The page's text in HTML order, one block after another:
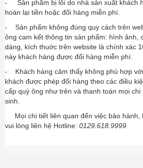
- Sản phẩm bị lỗi do nhà sản xuất khách
hoàn lại tiền hoặc đổi hàng miễn phí.
- Sản phẩm không đúng quy cách trên
ông cam kết thông tin sản phẩm: hình ảnh,
dáng, kích thuớc trên website là chính xác
này khách hàng đựợc đổi hàng miễn phí.
- Khách hàng cảm thấy không phù hợp
khách được phép đổi hàng theo các điều
cấp quý ông như trên và thanh toán mọi
sinh.
Mọi chi tiết liên quan đến việc bảo hành,
vui lòng liên hệ Hotline: 0129.618.9999